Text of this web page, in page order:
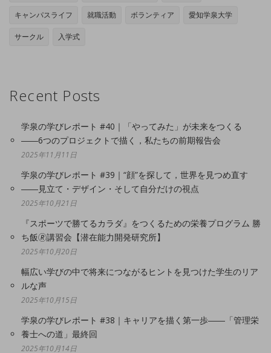
キャンパスライフ 就職活動 ボランティア 愛知学泉大学
サークル 入学式
Recent Posts
学泉の学びレポート #40｜「やってみた」が未来をつくる
――6つのプロジェクトで描く，私たちの前期報告会
2025年11月11日
学泉の学びレポート #39｜“顔”を探して，世界を見つめ直す
――見立て・デザイン・そして自分だけの視点
2025年10月21日
『スポーツで勝てるカラダ』をつくるための栄養プログラム 勝
ち飯🄬講習会【潜在能力開発研究所】
2025年10月20日
幅広い学びの中で将来につながるヒントを見つけた学生のリア
ルな声
2025年10月15日
学泉の学びレポート #38｜キャリアを描く第一歩――「管理栄
養士への道」最終回
2025年10月14日